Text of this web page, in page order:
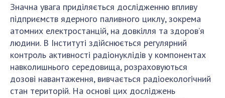
Значна увага приділяється дослідженню впливу
підприємств ядерного паливного циклу, зокрема
атомних електростанцій, на довкілля та здоров’я
людини. В Інституті здійснюється регулярний
контроль активності радіонуклідів у компонентах
навколишнього середовища, розраховуються
дозові навантаження, вивчається радіоекологічний
стан територій. На основі цих досліджень